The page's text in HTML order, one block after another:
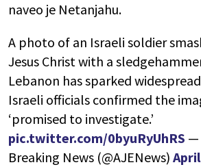
naveo je Netanjahu.
A photo of an Israeli soldier
Jesus Christ with a
Lebanon has sparked
Israeli officials confirmed the
‘promised to investigate.’
pic.twitter.com/0byuRyUhRS —
Breaking News (@AJENews)